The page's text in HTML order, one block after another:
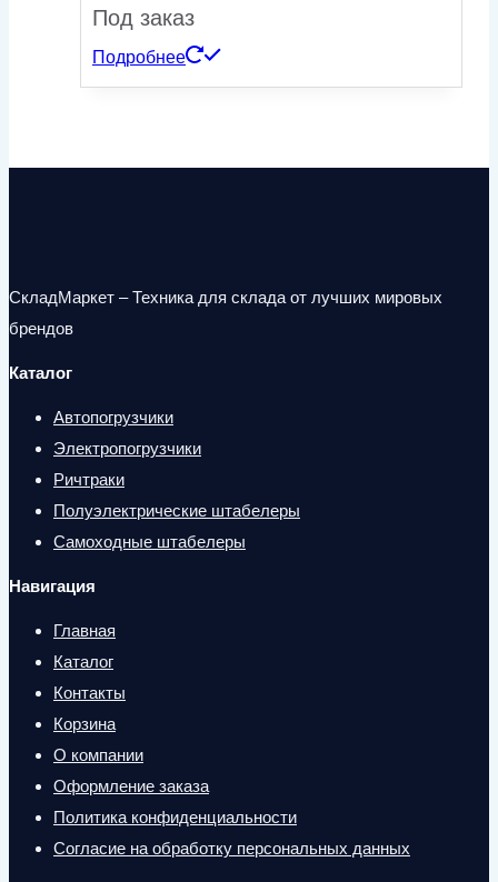
Под заказ
Подробнее
СкладМаркет – Техника для склада от лучших мировых
брендов
Каталог
Автопогрузчики
Электропогрузчики
Ричтраки
Полуэлектрические штабелеры
Самоходные штабелеры
Навигация
Главная
Каталог
Контакты
Корзина
О компании
Оформление заказа
Политика конфиденциальности
Согласие на обработку персональных данных